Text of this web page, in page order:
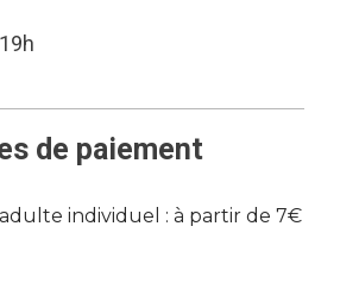
de paiement
individuel : à partir de 7€